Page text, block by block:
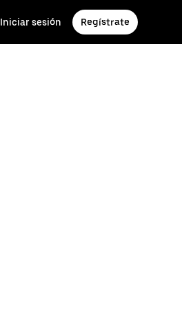
Iniciar sesión Regístrate